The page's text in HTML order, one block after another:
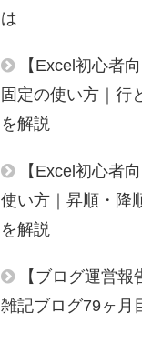
は
【Excel初心者
固定の使い方｜行
を解説
【Excel初心者
使い方｜昇順・降
を解説
【ブログ運営
雑記ブログ79ヶ月